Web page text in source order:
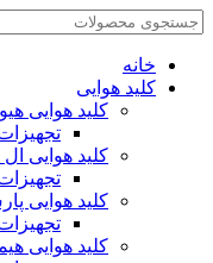
خانه
کلید هوایی
کلید هوایی
کلید هوایی
کلید هوایی
کلید هوایی